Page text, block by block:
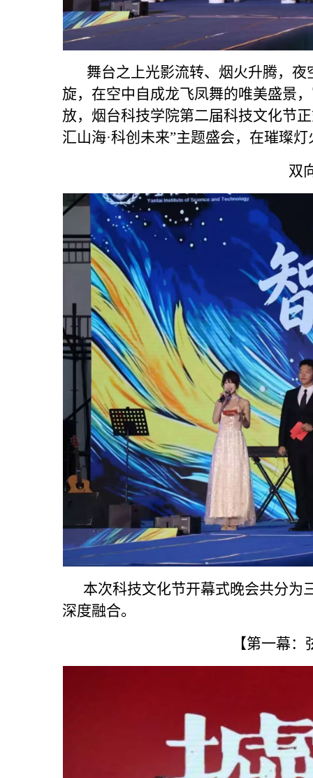
舞台之上光影流转、烟火升腾，夜
旋，在空中自成龙飞凤舞的唯美盛景
放，烟台科技学院第二届科技文化节
汇山海·科创未来”主题盛会，在璀璨
双向
本次科技文化节开幕式晚会共分为
深度融合。
【第一幕